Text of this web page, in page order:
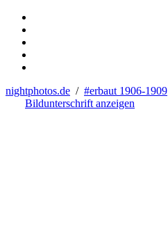
nightphotos.de / #erbaut 1906-1909
Bildunterschrift anzeigen